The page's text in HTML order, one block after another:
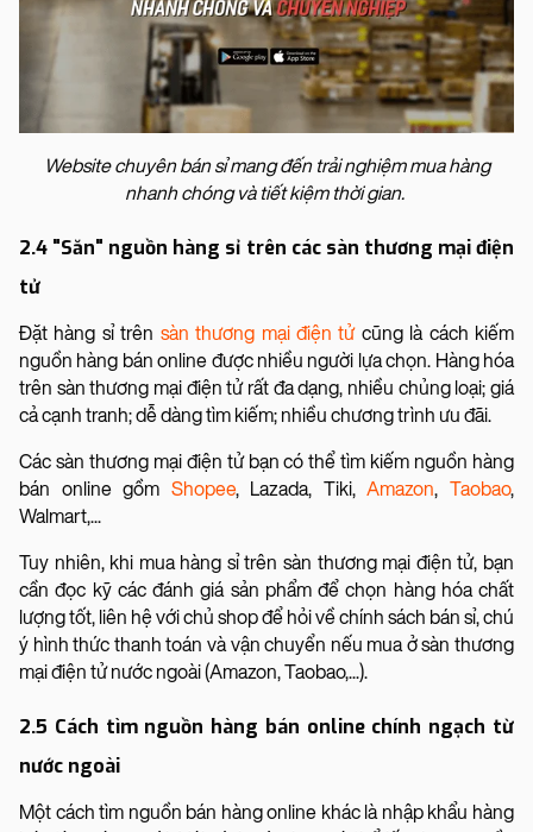
Website chuyên bán sỉ mang đến trải nghiệm mua hàng
nhanh chóng và tiết kiệm thời gian.
2.4 "Săn" nguồn hàng sỉ trên các sàn thương mại điện
tử
Đặt hàng sỉ trên sàn thương mại điện tửcũng là cách kiếm
nguồn hàng bán online được nhiều người lựa chọn. Hàng hóa
trên sàn thương mại điện tử rất đa dạng, nhiều chủng loại; giá
cả cạnh tranh; dễ dàng tìm kiếm; nhiều chương trình ưu đãi.
Các sàn thương mại điện tử bạn có thể tìm kiếm nguồn hàng
bán online gồm Shopee, Lazada, Tiki,Amazon,Taobao,
Walmart,...
Tuy nhiên, khi mua hàng sỉ trên sàn thương mại điện tử, bạn
cần đọc kỹ các đánh giá sản phẩm để chọn hàng hóa chất
lượng tốt, liên hệ với chủ shop để hỏi về chính sách bán sỉ, chú
ý hình thức thanh toán và vận chuyển nếu mua ở sàn thương
mại điện tử nước ngoài (Amazon, Taobao,...).
2.5 Cách tìm nguồn hàng bán online chính ngạch từ
nước ngoài
Một cách tìm nguồn bán hàng online khác là nhập khẩu hàng